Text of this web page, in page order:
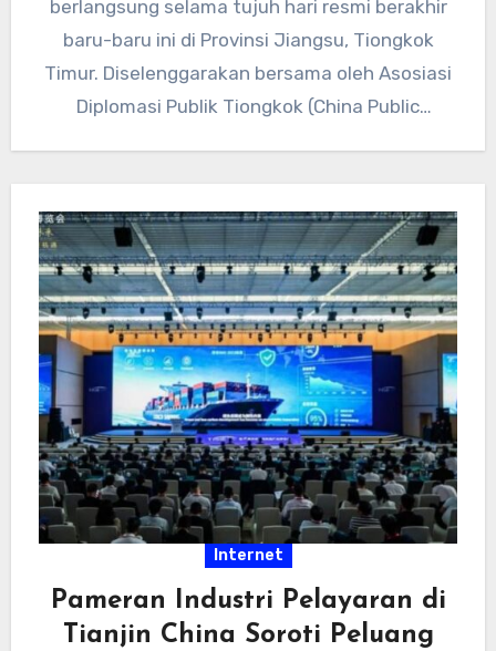
berlangsung selama tujuh hari resmi berakhir
baru-baru ini di Provinsi Jiangsu, Tiongkok
Timur. Diselenggarakan bersama oleh Asosiasi
Diplomasi Publik Tiongkok (China Public
Internet
Pameran Industri Pelayaran di
Tianjin China Soroti Peluang